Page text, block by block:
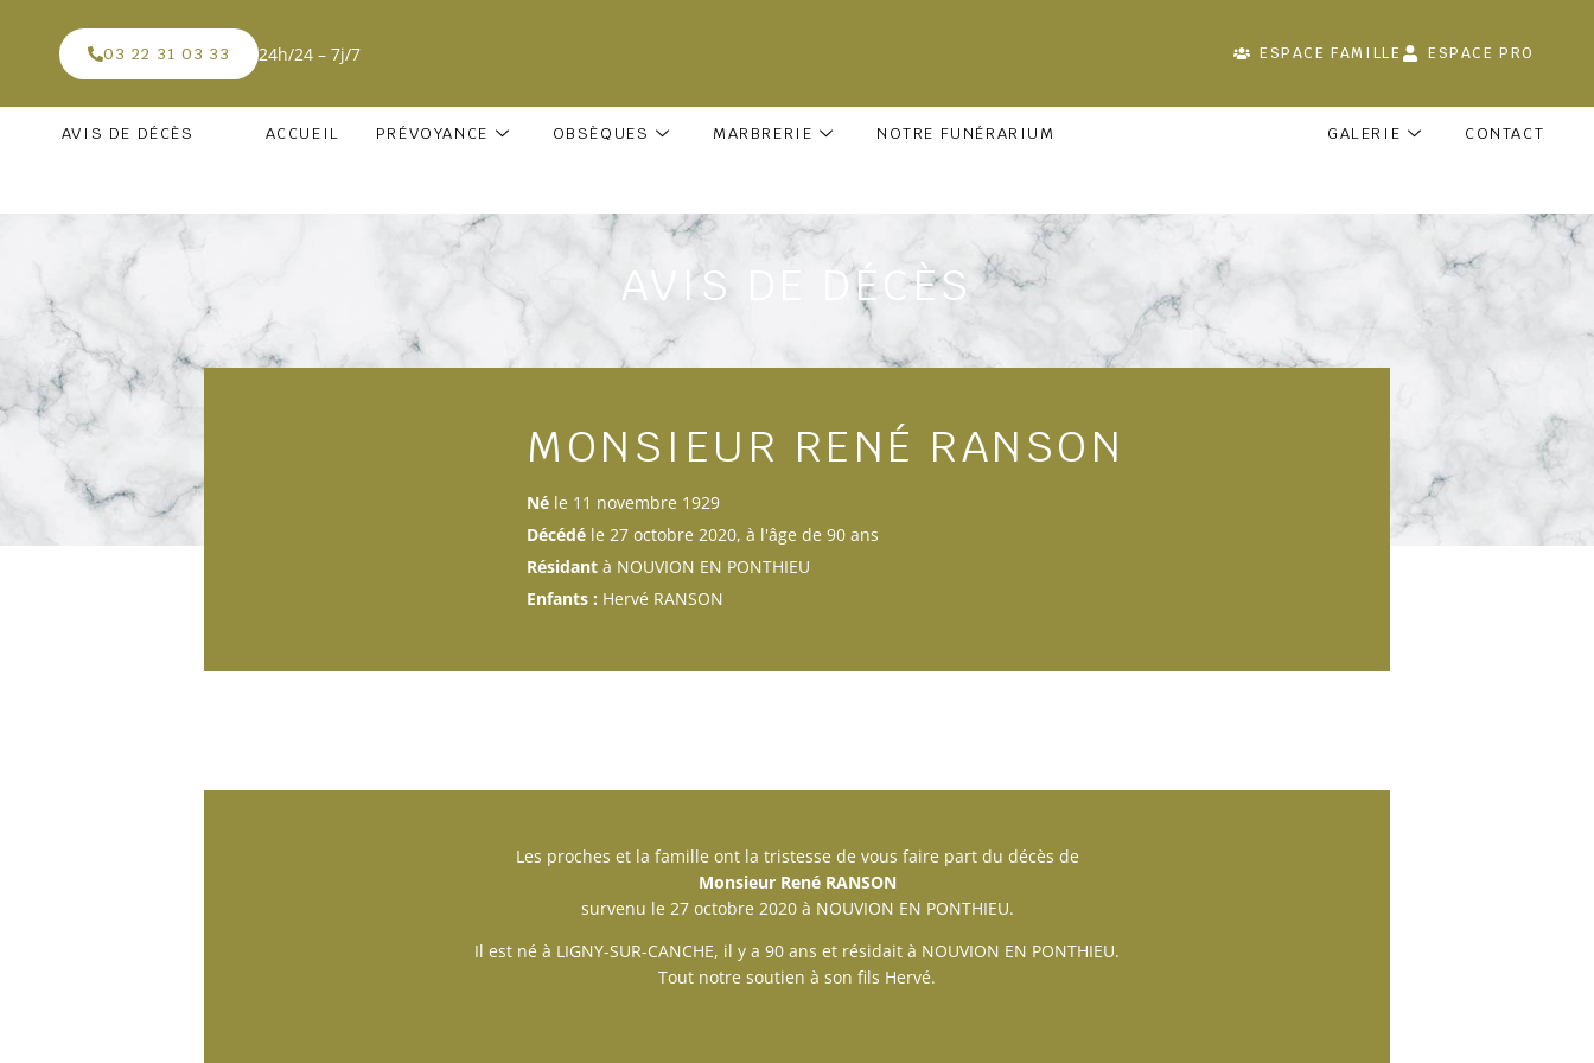
03 22 31 03 33 24h/24 – 7j/7 ESPACE FAMILLE ESPACE PRO
AVIS DE DÉCÈS ACCUEIL PRÉVOYANCE OBSÈQUES MARBRERIE NOTRE FUNÉRARIUM GALERIE CONTACT
AVIS DE DÉCÈS
MONSIEUR RENÉ RANSON
Né le 11 novembre 1929
Décédé le 27 octobre 2020, à l'âge de 90 ans
Résidant à NOUVION EN PONTHIEU
Enfants : Hervé RANSON
Les proches et la famille ont la tristesse de vous faire part du décès de
Monsieur René RANSON
survenu le 27 octobre 2020 à NOUVION EN PONTHIEU.
Il est né à LIGNY-SUR-CANCHE, il y a 90 ans et résidait à NOUVION EN PONTHIEU.
Tout notre soutien à son fils Hervé.